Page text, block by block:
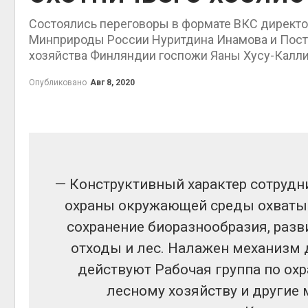
Состоялись переговоры в формате ВКС
Минприроды России Нуритдина Инамова и
хозяйства Финляндии госпожи Яаны Хусу-
Опубликовано Авг 8, 2020
— Конструктивный характер
охраны окружающей среды
сохранение биоразнообразия,
отходы и лес. Налажен механизм
действуют Рабочая группа по
лесному хозяйству и